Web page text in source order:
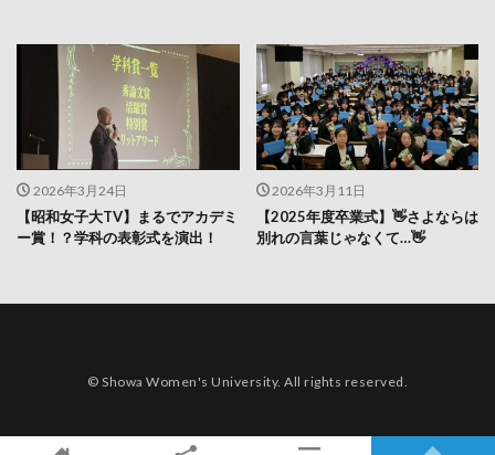
2026年3月24日
【昭和女子大TV】まるでアカデミ
ー賞！？学科の表彰式を演出！
2026年3月11日
【2025年度卒業式】👋さよならは
別れの言葉じゃなくて…👋
© Showa Women's University. All rights reserved.